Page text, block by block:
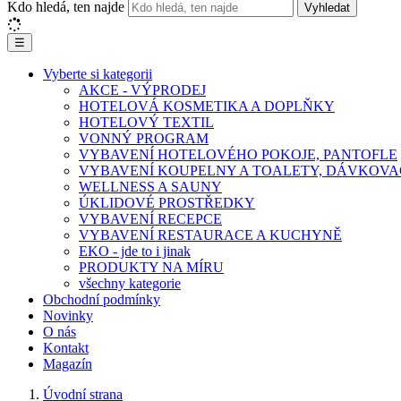
Kdo hledá, ten najde Vyhledat
☰
Vyberte si kategorii
AKCE - VÝPRODEJ
HOTELOVÁ KOSMETIKA A DOPLŇKY
HOTELOVÝ TEXTIL
VONNÝ PROGRAM
VYBAVENÍ HOTELOVÉHO POKOJE, PANTOFLE
VYBAVENÍ KOUPELNY A TOALETY,
WELLNESS A SAUNY
ÚKLIDOVÉ PROSTŘEDKY
VYBAVENÍ RECEPCE
VYBAVENÍ RESTAURACE A KUCHYNĚ
EKO - jde to i jinak
PRODUKTY NA MÍRU
všechny kategorie
Obchodní podmínky
Novinky
O nás
Kontakt
Magazín
Úvodní strana